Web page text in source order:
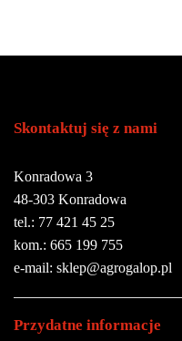
Skontaktuj się z nami
Konradowa 3
48-303 Konradowa
tel.: 77 421 45 25
kom.: 665 199 755
e-mail: sklep@agrogalop.pl
Przydatne informacje